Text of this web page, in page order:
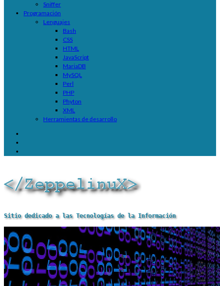
Sniffer
Programación
Lenguajes
Bash
CSS
HTML
JavaScript
MariaDB
MySQL
Perl
PHP
Phyton
XML
Herramientas de desarrollo
Sitio dedicado a las Tecnologías de la Información